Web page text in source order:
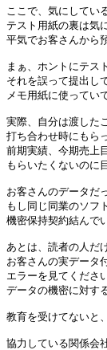
ここで、気にしてい
テスト用紙の裏は気
平気でお客さんから
まぁ、ホントにテス
それを誤って提出し
メモ用紙に使ってい
実際、自分は渡した
打ち合わせ時にもら
前期実績、今期売上
もらいたくないのに
お客さんのデータだ
もし同じ同業のソフ
機密保持契約結んで
あとは、読者の人だ
お客さんの実データ
エラーを見てくださ
データの機密に対す
教育を受けてないと
協力している関係会